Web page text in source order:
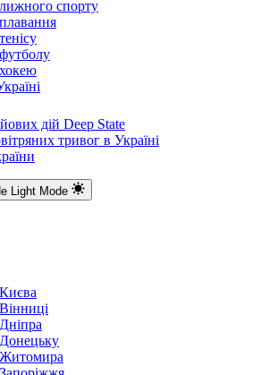
спорту
дій Deep State
тривог в Україні
Light Mode